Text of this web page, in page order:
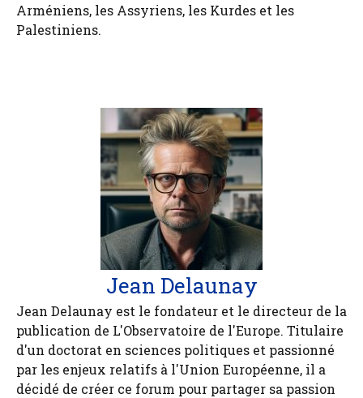
Arméniens, les Assyriens, les Kurdes et les
Palestiniens.
Jean Delaunay
Jean Delaunay est le fondateur et le directeur de la
publication de L'Observatoire de l'Europe. Titulaire
d'un doctorat en sciences politiques et passionné
par les enjeux relatifs à l'Union Européenne, il a
décidé de créer ce forum pour partager sa passion